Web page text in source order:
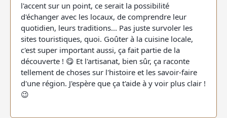
l'accent sur un point, ce serait la possibilité
d'échanger avec les locaux, de comprendre leur
quotidien, leurs traditions... Pas juste survoler les
sites touristiques, quoi. Goûter à la cuisine locale,
c'est super important aussi, ça fait partie de la
découverte ! 😋 Et l'artisanat, bien sûr, ça raconte
tellement de choses sur l'histoire et les savoir-faire
d'une région. J'espère que ça t'aide à y voir plus clair !
😉